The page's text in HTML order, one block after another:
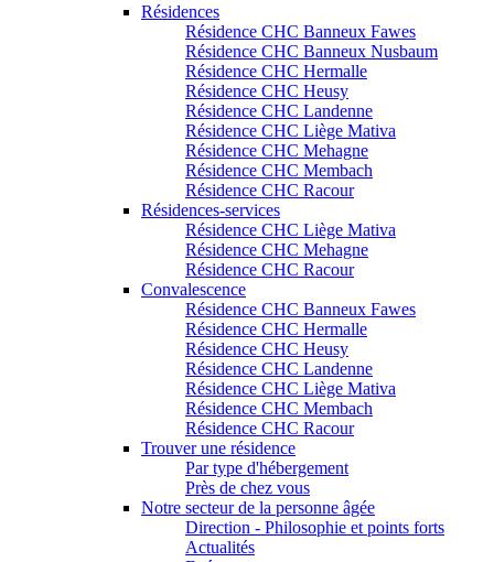
Résidences
Résidence CHC Banneux Fawes
Résidence CHC Banneux Nusbaum
Résidence CHC Hermalle
Résidence CHC Heusy
Résidence CHC Landenne
Résidence CHC Liège Mativa
Résidence CHC Mehagne
Résidence CHC Membach
Résidence CHC Racour
Résidences-services
Résidence CHC Liège Mativa
Résidence CHC Mehagne
Résidence CHC Racour
Convalescence
Résidence CHC Banneux Fawes
Résidence CHC Hermalle
Résidence CHC Heusy
Résidence CHC Landenne
Résidence CHC Liège Mativa
Résidence CHC Membach
Résidence CHC Racour
Trouver une résidence
Par type d'hébergement
Près de chez vous
Notre secteur de la personne âgée
Direction - Philosophie et points forts
Actualités